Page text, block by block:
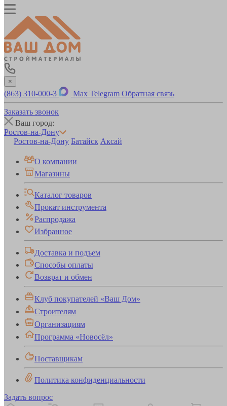
×
(863) 310-000-3 Max Telegram Обратная связь
Заказать звонок
Ваш город:
Ростов-на-Дону
Ростов-на-Дону Батайск Аксай
О компании
Магазины
Каталог товаров
Прокат инструмента
Распродажа
Избранное
Доставка и подъем
Способы оплаты
Возврат и обмен
Клуб покупателей «Ваш Дом»
Строителям
Организациям
Программа «Новосёл»
Поставщикам
Политика конфиденциальности
Задать вопрос